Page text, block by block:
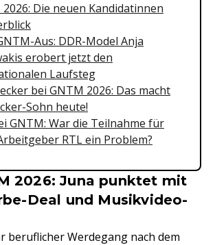
Die neuen Kandidatinnen
Aus: DDR-Model Anja
erobert jetzt den
Laufsteg
bei GNTM 2026: Das macht
Sohn heute!
GNTM: War die Teilnahme für
RTL ein Problem?
2026: Juna punktet mit
Deal und Musikvideo-
beruflicher Werdegang nach dem